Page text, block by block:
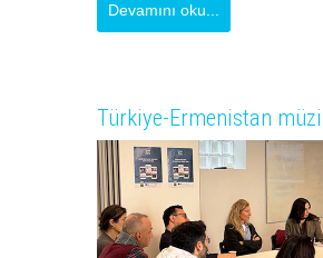
Devamını oku...
Türkiye-Ermenistan